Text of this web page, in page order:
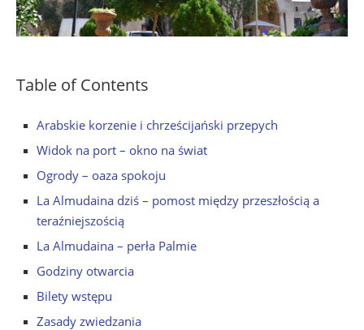
Table of Contents
Arabskie korzenie i chrześcijański przepych
Widok na port – okno na świat
Ogrody – oaza spokoju
La Almudaina dziś – pomost między przeszłością a
teraźniejszością
La Almudaina – perła Palmie
Godziny otwarcia
Bilety wstępu
Zasady zwiedzania